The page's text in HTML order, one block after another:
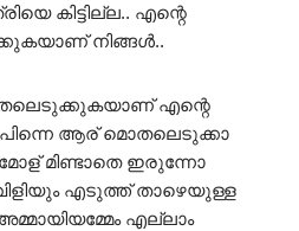
കിട്ടില്ല.. എന്റെ
നിങ്ങൾ..
എന്റെ
ആര് മൊതലെടുക്കാ
മിണ്ടാതെ ഇരുന്നോ
എടുത്ത് താഴെയുള്ള
എല്ലാം